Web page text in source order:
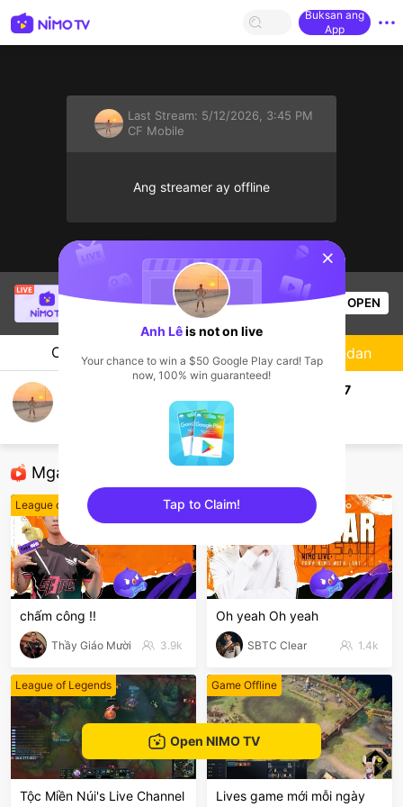
Buksan ang
App
Last Stream: 5/12/2026, 3:45 PM
CF Mobile
Ang streamer ay offline
is live!
League of Legends
3.9k Views OPEN
Chat Streamer
học các phrases verb chuẩn bị cho thptqg 2027
Mga Nirerekominda Na Mga Streamer
League of Legends
chấm công !!
Thầy Giáo Mười 3.9k
League of Legends
Oh yeah Oh yeah
SBTC Clear 1.4k
League of Legends
Tộc Miền Núi's Live Channel
Game Offline
Lives game mới mỗi ngày
Sundan
Open NIMO TV
sentinelStart
Anh Lêis not on live
Your chance to win a $50 Google Play card! Tap
now, 100% win guaranteed!
Tap to Claim!
sentinelEnd